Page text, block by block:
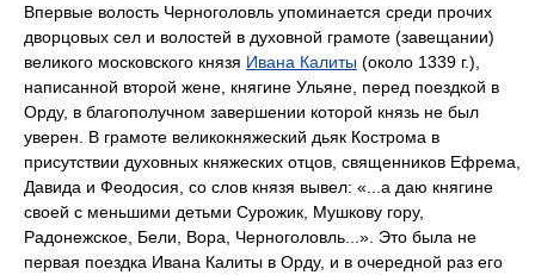
Впервые волость Черноголовль упоминается среди прочих
дворцовых сел и волостей в духовной грамоте (завещании)
великого московского князя Ивана Калиты (около 1339 г.),
написанной второй жене, княгине Ульяне, перед поездкой в
Орду, в благополучном завершении которой князь не был
уверен. В грамоте великокняжеский дьяк Кострома в
присутствии духовных княжеских отцов, священников Ефрема,
Давида и Феодосия, со слов князя вывел: «...а даю княгине
своей с меньшими детьми Сурожик, Мушкову гору,
Радонежское, Бели, Вора, Черноголовль...». Это была не
первая поездка Ивана Калиты в Орду, и в очередной раз его